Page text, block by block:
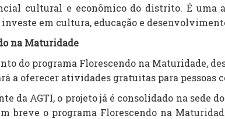
cultural e econômico do distrito. É uma
em cultura, educação e
na Maturidade
do programa Florescendo na Maturidade,
a oferecer atividades gratuitas para pessoas
da AGTI, o projeto já é consolidado na sede
o programa Florescendo na